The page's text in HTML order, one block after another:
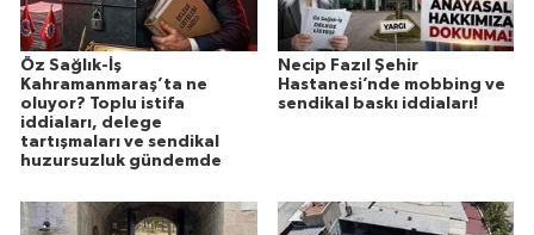
Öz Sağlık-İş
Kahramanmaraş’ta ne
oluyor? Toplu istifa
iddiaları, delege
tartışmaları ve sendikal
huzursuzluk gündemde
Necip Fazıl Şehir
Hastanesi’nde mobbing ve
sendikal baskı iddiaları!